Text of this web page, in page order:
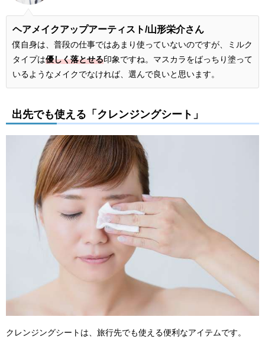
ヘアメイクアップアーティスト/山形栄介さん
僕自身は、普段の仕事ではあまり使っていないのですが、ミルク
タイプは優しく落とせる印象ですね。マスカラをばっちり塗って
いるようなメイクでなければ、選んで良いと思います。
出先でも使える「クレンジングシート」
クレンジングシートは、旅行先でも使える便利なアイテムです。